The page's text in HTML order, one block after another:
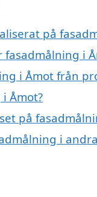
på
i
i Åmot från
Åmot?
på
i